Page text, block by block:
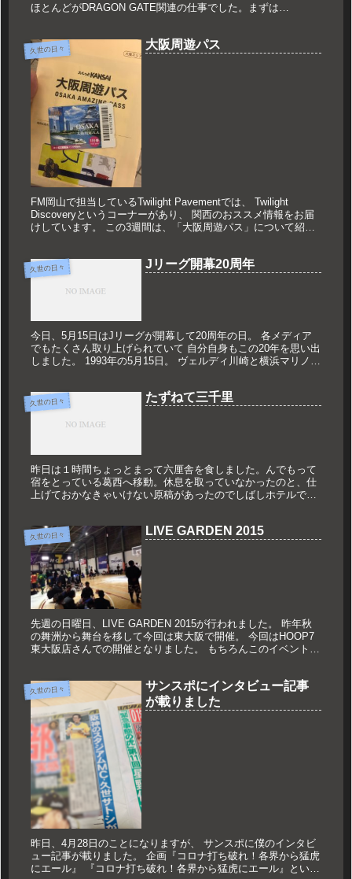
ほとんどがDRAGON GATE関連の仕事でした。まずは
久世の日々 大阪周遊パス
FM岡山で担当しているTwilight Pavementでは、 Twilight
Discoveryというコーナーがあり、 関西のおススメ情報をお届
けしています。 この3週間は、「大阪周遊パス」について紹介
久世の日々 Jリーグ開幕20周年
今日、5月15日はJリーグが開幕して20周年の日。 各メディア
でもたくさん取り上げられていて 自分自身もこの20年を思い出
しました。 1993年の5月15日。 ヴェルディ川崎と横浜マリノス
久世の日々 たずねて三千里
昨日は１時間ちょっとまって六厘舎を食しました。んでもって
宿をとっている葛西へ移動。休息を取っていなかったのと、仕
上げておかなきゃいけない原稿があったのでしばしホテルで休
久世の日々 LIVE GARDEN 2015
先週の日曜日、LIVE GARDEN 2015が行われました。 昨年秋
の舞洲から舞台を移して今回は東大阪で開催。 今回はHOOP7
東大阪店さんでの開催となりました。 もちろんこのイベントの
久世の日々
サンスポにインタビュー記事
が載りました
昨日、4月28日のことになりますが、 サンスポに僕のインタビ
ュー記事が載りました。 企画『コロナ打ち破れ！各界から猛虎
にエール』 『コロナ打ち破れ！各界から猛虎にエール』という